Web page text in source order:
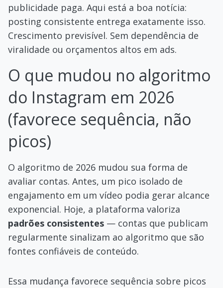
publicidade paga. Aqui está a boa notícia:
posting consistente entrega exatamente isso.
Crescimento previsível. Sem dependência de
viralidade ou orçamentos altos em ads.
O que mudou no algoritmo
do Instagram em 2026
(favorece sequência, não
picos)
O algoritmo de 2026 mudou sua forma de
avaliar contas. Antes, um pico isolado de
engajamento em um vídeo podia gerar alcance
exponencial. Hoje, a plataforma valoriza
padrões consistentes — contas que publicam
regularmente sinalizam ao algoritmo que são
fontes confiáveis de conteúdo.
Essa mudança favorece sequência sobre picos